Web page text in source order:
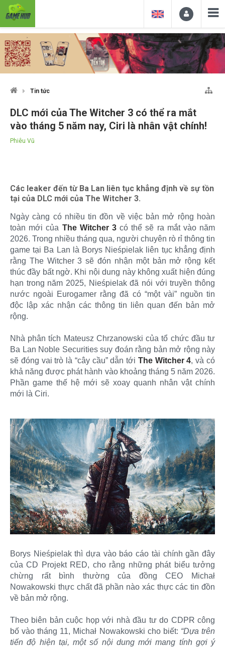
Tin tức
DLC mới của The Witcher 3 có thể ra mắt
vào tháng 5 năm nay, Ciri là nhân vật chính!
Phiêu Vũ
Các leaker đến từ Ba Lan liên tục khẳng định về sự tồn
tại của DLC mới của The Witcher 3.
Ngày càng có nhiều tin đồn về việc bản mở rộng hoàn
toàn mới của The Witcher 3có thể sẽ ra mắt vào năm
2026. Trong nhiều tháng qua, người chuyên rò rỉ thông tin
game tại Ba Lan là Borys Nieśpielak liên tục khẳng định
rằng The Witcher 3 sẽ đón nhận một bản mở rộng kết
thúc đầy bất ngờ. Khi nội dung này không xuất hiện đúng
hạn trong năm 2025, Nieśpielak đã nói với truyền thông
nước ngoài Eurogamer rằng đã có “một vài” nguồn tin
độc lập xác nhận các thông tin liên quan đến bản mở
rộng.
Nhà phân tích Mateusz Chrzanowski của tổ chức đầu tư
Ba Lan Noble Securities suy đoán rằng bản mở rộng này
sẽ đóng vai trò là “cây cầu” dẫn tới The Witcher 4, và có
khả năng được phát hành vào khoảng tháng 5 năm 2026.
Phần game thế hệ mới sẽ xoay quanh nhân vật chính
mới là Ciri.
Borys Nieśpielak thì dựa vào báo cáo tài chính gần đây
của CD Projekt RED, cho rằng những phát biểu tưởng
chừng rất bình thường của đồng CEO Michał
Nowakowski thực chất đã phần nào xác thực các tin đồn
về bản mở rộng.
Theo biên bản cuộc họp với nhà đầu tư do CDPR công
bố vào tháng 11, Michał Nowakowski cho biết: “Dựa trên
tiến độ hiện tại, một số nội dung mới mang tính gợi ý